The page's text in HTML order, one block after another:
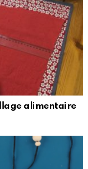
alimentaire